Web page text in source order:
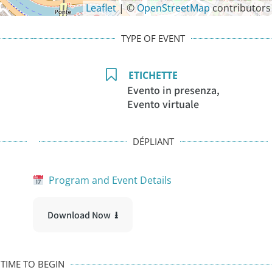
Leaflet| ©OpenStreetMapcontributors
TYPE OF EVENT
ETICHETTE
Evento in presenza,
Evento virtuale
DÉPLIANT
Program and Event Details
Download Now ⭳
TIME TO BEGIN